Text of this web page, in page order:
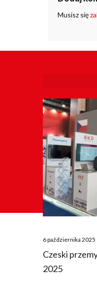
Musisz się
Posted
on
6 października 2025
Czeski
2025